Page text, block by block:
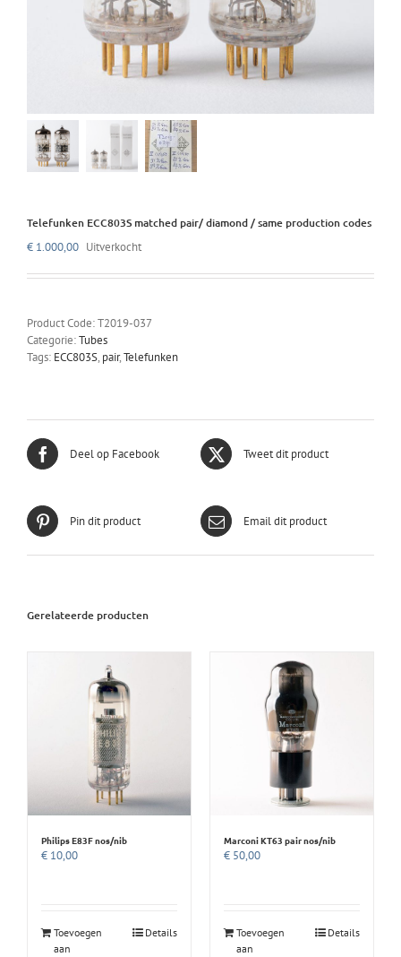
Telefunken ECC803S matched pair/ diamond / same production codes
€ 1.000,00 Uitverkocht
Product Code:T2019-037
Categorie:Tubes
Tags: ECC803S, pair,Telefunken
Deel op Facebook Tweet dit product
Pin dit product Email dit product
Gerelateerde producten
Philips E83F nos/nib
€ 10,00
Toevoegen
aan
Details
Marconi KT63 pair nos/nib
€ 50,00
Toevoegen
aan
Details